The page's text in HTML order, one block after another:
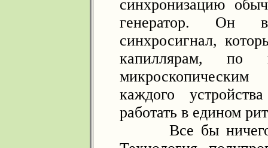
синхронизацию
генератор. Он
синхросигнал,
капиллярам, по
каждого
работать в едином
Все бы ничего.